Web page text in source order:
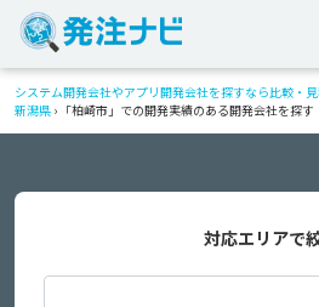
システム開発会社やアプリ開発会社を探すなら比較・見
新潟県 › 「柏崎市」での開発実績のある開発会社を探す
対応エリアで